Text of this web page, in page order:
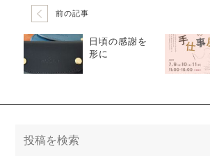
前の記事
日頃の感謝を
形に